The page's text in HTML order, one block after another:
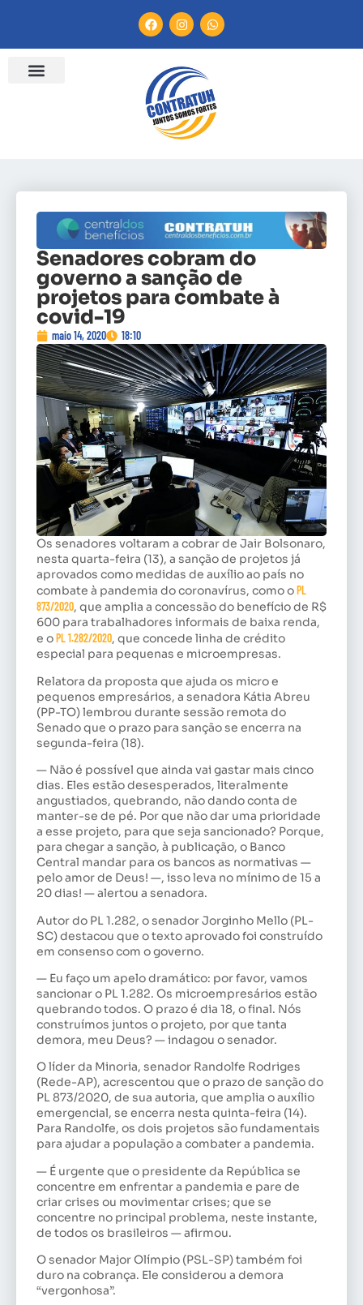
Senadores cobram do
governo a sanção de
projetos para combate à
covid-19
maio 14, 2020 18:10
Os senadores voltaram a cobrar de Jair Bolsonaro,
nesta quarta-feira (13), a sanção de projetos já
aprovados como medidas de auxílio ao país no
combate à pandemia do coronavírus, como o PL
873/2020, que amplia a concessão do benefício de R$
600 para trabalhadores informais de baixa renda,
e o PL 1.282/2020, que concede linha de crédito
especial para pequenas e microempresas.
Relatora da proposta que ajuda os micro e
pequenos empresários, a senadora Kátia Abreu
(PP-TO) lembrou durante sessão remota do
Senado que o prazo para sanção se encerra na
segunda-feira (18).
— Não é possível que ainda vai gastar mais cinco
dias. Eles estão desesperados, literalmente
angustiados, quebrando, não dando conta de
manter-se de pé. Por que não dar uma prioridade
a esse projeto, para que seja sancionado? Porque,
para chegar a sanção, à publicação, o Banco
Central mandar para os bancos as normativas —
pelo amor de Deus! —, isso leva no mínimo de 15 a
20 dias! — alertou a senadora.
Autor do PL 1.282, o senador Jorginho Mello (PL-
SC) destacou que o texto aprovado foi construído
em consenso com o governo.
— Eu faço um apelo dramático: por favor, vamos
sancionar o PL 1.282. Os microempresários estão
quebrando todos. O prazo é dia 18, o final. Nós
construímos juntos o projeto, por que tanta
demora, meu Deus? — indagou o senador.
O líder da Minoria, senador Randolfe Rodriges
(Rede-AP), acrescentou que o prazo de sanção do
PL 873/2020, de sua autoria, que amplia o auxílio
emergencial, se encerra nesta quinta-feira (14).
Para Randolfe, os dois projetos são fundamentais
para ajudar a população a combater a pandemia.
— É urgente que o presidente da República se
concentre em enfrentar a pandemia e pare de
criar crises ou movimentar crises; que se
concentre no principal problema, neste instante,
de todos os brasileiros — afirmou.
O senador Major Olímpio (PSL-SP) também foi
duro na cobrança. Ele considerou a demora
“vergonhosa”.